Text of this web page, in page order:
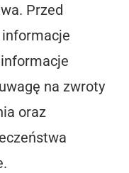
Przed
na zwroty
oraz